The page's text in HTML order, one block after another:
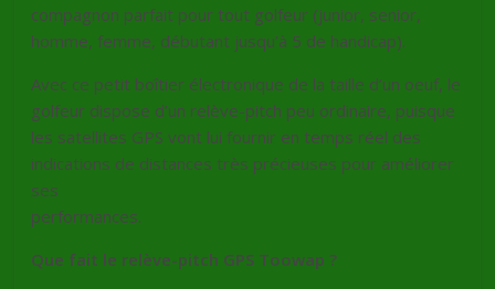
compagnon parfait pour tout golfeur (junior, senior,
homme, femme, débutant jusqu’à 5 de handicap).
Avec ce petit boîtier électronique de la taille d’un oeuf, le
golfeur dispose d’un relève-pitch peu ordinaire, puisque
les satellites GPS vont lui fournir en temps réel des
indications de distances très précieuses pour améliorer
ses
performances.
Que fait le relève-pitch GPS Toowap ?